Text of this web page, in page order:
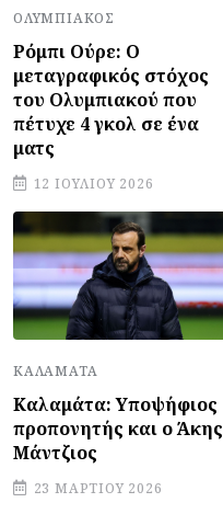
ΟΛΥΜΠΙΑΚΌΣ
Ρόμπι Ούρε: Ο
μεταγραφικός στόχος
του Ολυμπιακού που
πέτυχε 4 γκολ σε ένα
ματς
12 ΙΟΥΛΊΟΥ 2026
ΚΑΛΑΜΆΤΑ
Καλαμάτα: Υποψήφιος
προπονητής και ο Άκης
Μάντζιος
23 ΜΑΡΤΊΟΥ 2026